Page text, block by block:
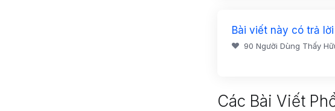
Bài viết này có trả
90 Người Dùng Thấy
Các Bài Viết